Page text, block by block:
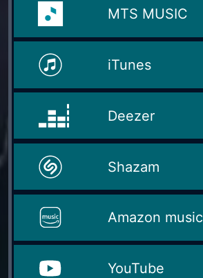
MTS MUSIC
iTunes
Deezer
Shazam
Amazon music
YouTube